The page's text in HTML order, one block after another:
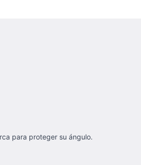
para proteger su ángulo.